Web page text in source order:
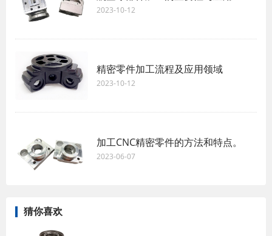
2023-10-12
精密零件加工流程及应用领域
2023-10-12
加工CNC精密零件的方法和特点。
2023-06-07
猜你喜欢